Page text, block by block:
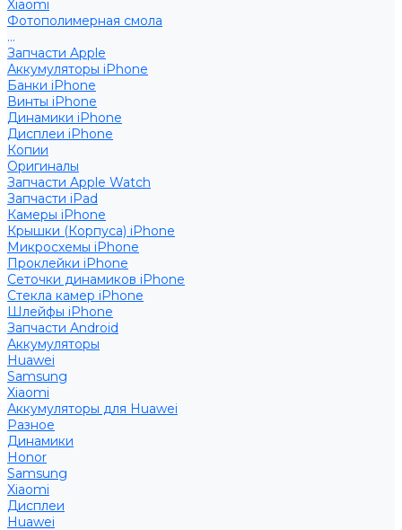
Xiaomi
Фотополимерная смола
...
Запчасти Apple
Аккумуляторы iPhone
Банки iPhone
Винты iPhone
Динамики iPhone
Дисплеи iPhone
Копии
Оригиналы
Запчасти Apple Watch
Запчасти iPad
Камеры iPhone
Крышки (Корпуса) iPhone
Микросхемы iPhone
Проклейки iPhone
Сеточки динамиков iPhone
Стекла камер iPhone
Шлейфы iPhone
Запчасти Android
Аккумуляторы
Huawei
Samsung
Xiaomi
Аккумуляторы для Huawei
Разное
Динамики
Honor
Samsung
Xiaomi
Дисплеи
Huawei